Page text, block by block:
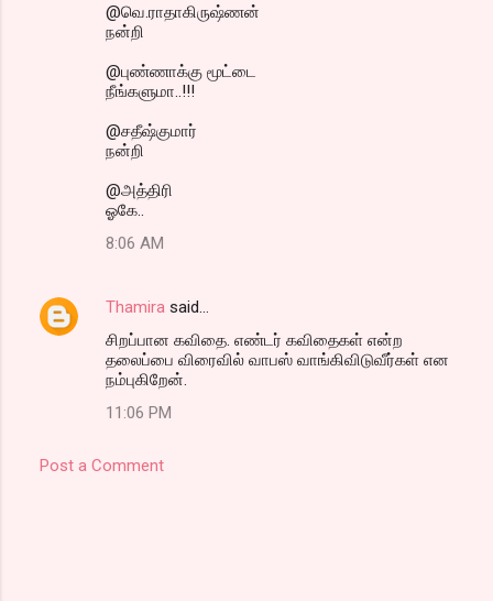
@வெ.ராதாகிருஷ்ணன்
நன்றி
@புண்ணாக்கு மூட்டை
நீங்களுமா..!!!
@சதீஷ்குமார்
நன்றி
@அத்திரி
ஓகே..
8:06 AM
Thamira said…
சிறப்பான கவிதை. எண்டர் கவிதைகள் என்ற
தலைப்பை விரைவில் வாபஸ் வாங்கிவிடுவீர்கள் என
நம்புகிறேன்.
11:06 PM
Post a Comment